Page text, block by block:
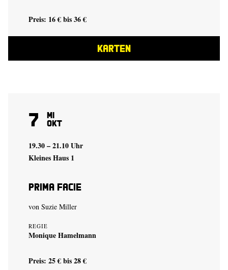
Preis: 16 € bis 36 €
KARTEN
7 Mi
Okt
19.30 – 21.10 Uhr
Kleines Haus 1
Prima Facie
von Suzie Miller
REGIE
Monique Hamelmann
Preis: 25 € bis 28 €